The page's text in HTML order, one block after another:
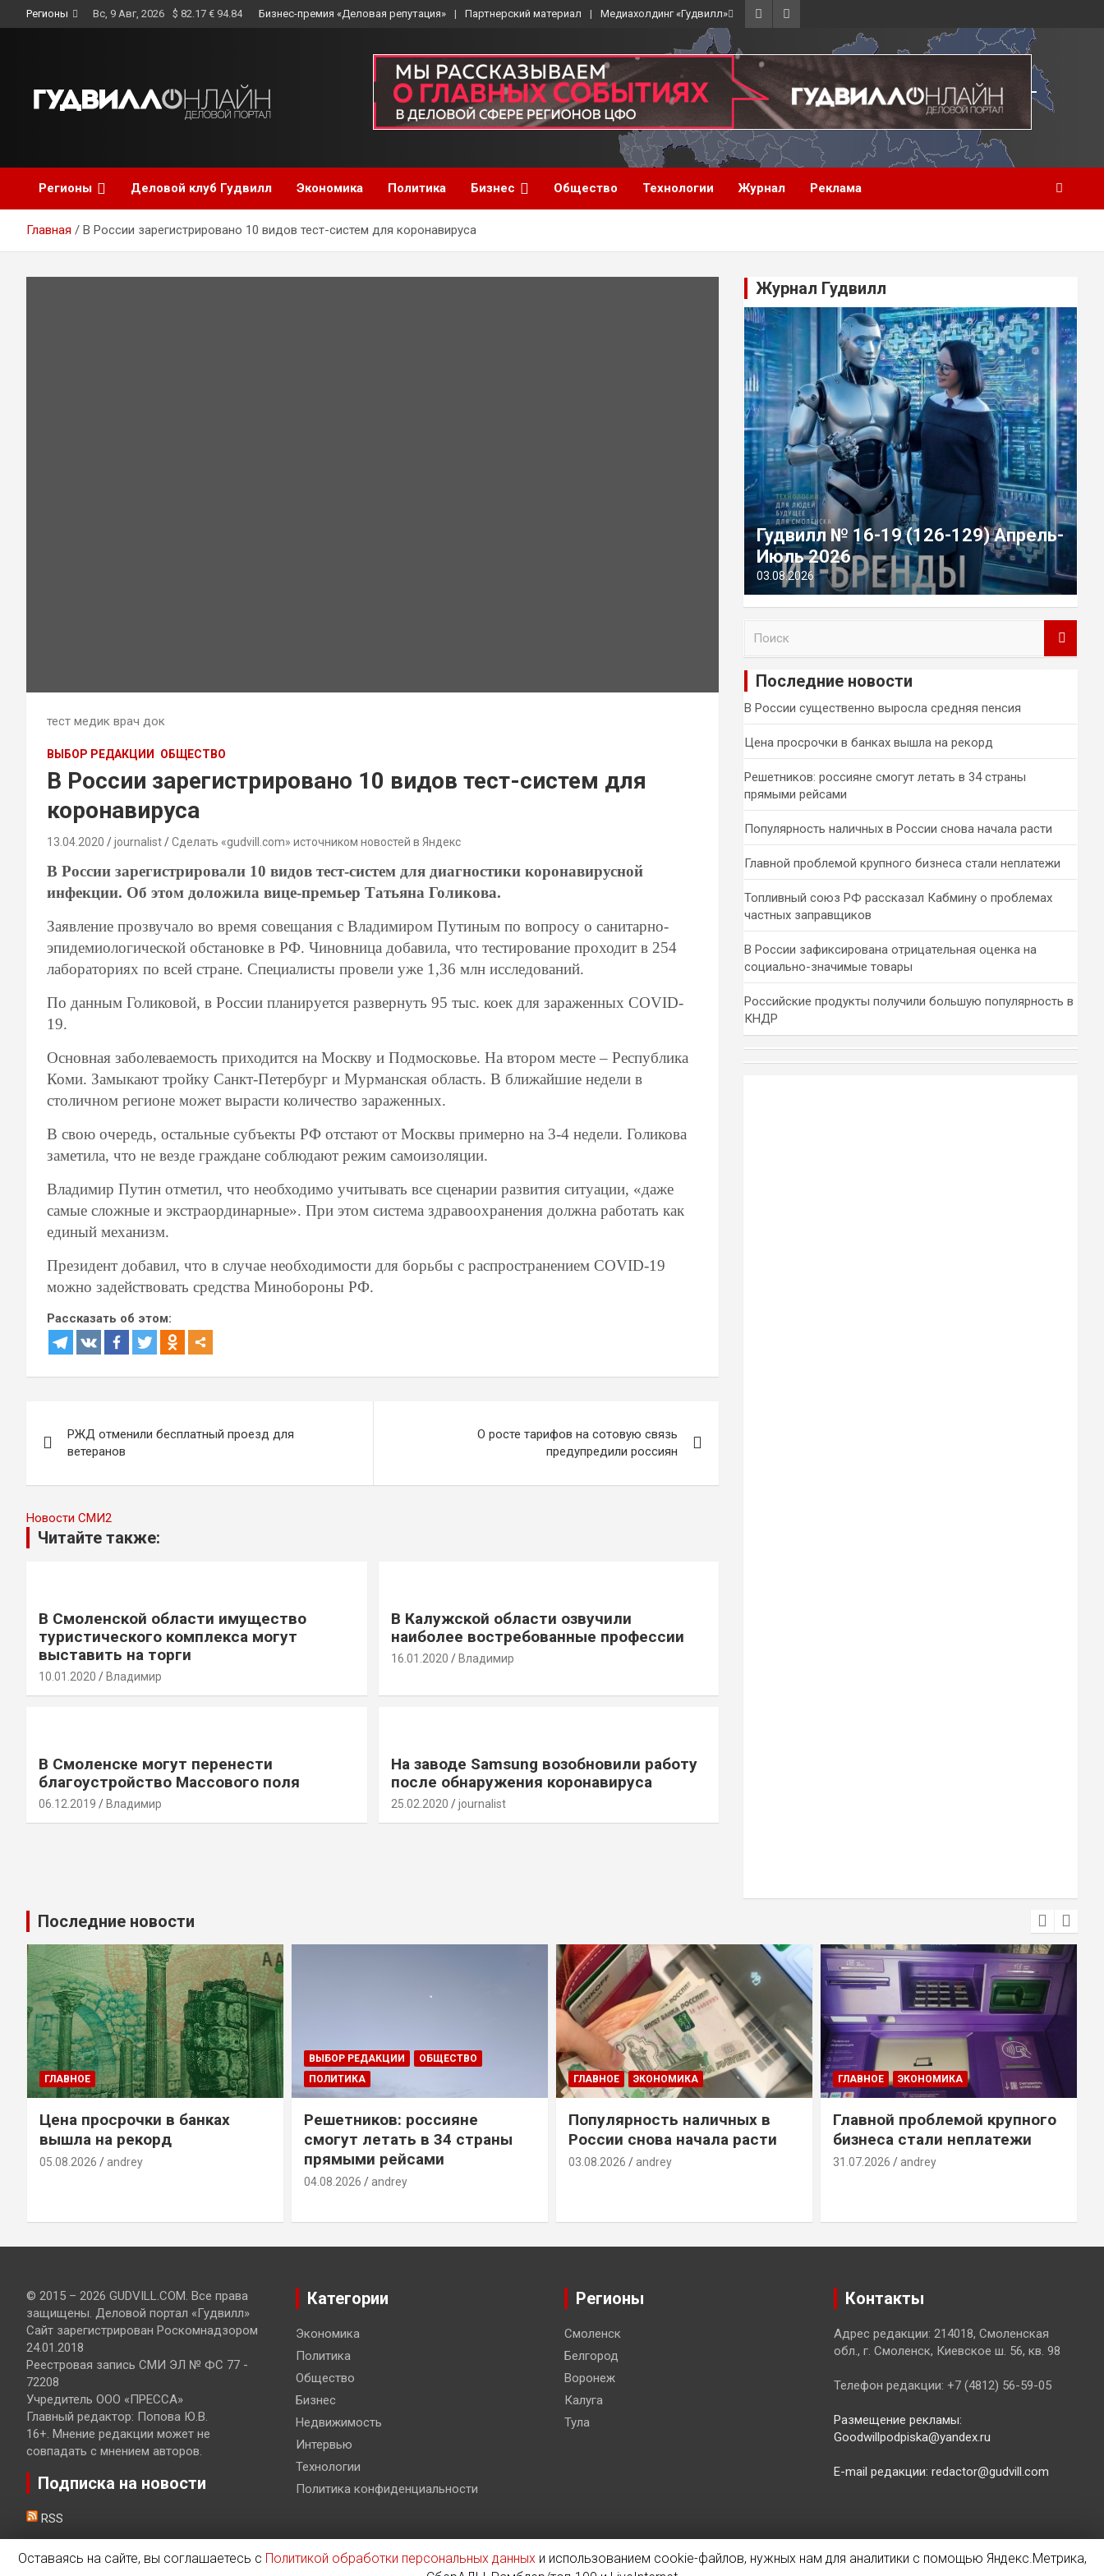
to
Регионы Вс, 9 Авг, 2026 $ 82.17 € 94.84 Бизнес-премия «Деловая репутация» Партнерский материал Медиахолдинг «Гудвилл»
Регионы Деловой клуб Гудвилл Экономика Политика Бизнес Общество Технологии Журнал Реклама
Главная В России зарегистрировано 10 видов тест-систем для коронавируса
тест медик врач док
ВЫБОР РЕДАКЦИИ ОБЩЕСТВО
В России зарегистрировано 10 видов тест-систем для
коронавируса
13.04.2020 journalist Сделать «gudvill.com» источником новостей в Яндекс
В России зарегистрировали 10 видов тест-систем для диагностики коронавирусной
инфекции. Об этом доложила вице-премьер Татьяна Голикова.
Заявление прозвучало во время совещания с Владимиром Путиным по вопросу о санитарно-
эпидемиологической обстановке в РФ. Чиновница добавила, что тестирование проходит в 254
лабораториях по всей стране. Специалисты провели уже 1,36 млн исследований.
По данным Голиковой, в России планируется развернуть 95 тыс. коек для зараженных COVID-
19.
Основная заболеваемость приходится на Москву и Подмосковье. На втором месте – Республика
Коми. Замыкают тройку Санкт-Петербург и Мурманская область. В ближайшие недели в
столичном регионе может вырасти количество зараженных.
В свою очередь, остальные субъекты РФ отстают от Москвы примерно на 3-4 недели. Голикова
заметила, что не везде граждане соблюдают режим самоизоляции.
Владимир Путин отметил, что необходимо учитывать все сценарии развития ситуации, «даже
самые сложные и экстраординарные». При этом система здравоохранения должна работать как
единый механизм.
Президент добавил, что в случае необходимости для борьбы с распространением COVID-19
можно задействовать средства Минобороны РФ.
Рассказать об этом:
по
записям
РЖД отменили бесплатный проезд для
ветеранов
О росте тарифов на сотовую связь
предупредили россиян
Новости СМИ2
Читайте также:
В Смоленской области имущество
туристического комплекса могут
выставить на торги
10.01.2020 Владимир
В Калужской области озвучили
наиболее востребованные профессии
16.01.2020 Владимир
В Смоленске могут перенести
благоустройство Массового поля
06.12.2019 Владимир
На заводе Samsung возобновили работу
после обнаружения коронавируса
25.02.2020 journalist
Журнал Гудвилл
Гудвилл № 16-19 (126-129) Апрель-
Июль 2026
03.08.2026
и
Последние новости
В России существенно выросла средняя пенсия
Цена просрочки в банках вышла на рекорд
Решетников: россияне смогут летать в 34 страны
прямыми рейсами
Популярность наличных в России снова начала расти
Главной проблемой крупного бизнеса стали неплатежи
Топливный союз РФ рассказал Кабмину о проблемах
частных заправщиков
В России зафиксирована отрицательная оценка на
социально-значимые товары
Российские продукты получили большую популярность в
КНДР
Последние новости
ГЛАВНОЕ
Цена просрочки в банках
вышла на рекорд
05.08.2026 andrey
ВЫБОР РЕДАКЦИИ
ОБЩЕСТВО
ПОЛИТИКА
Решетников: россияне
смогут летать в 34 страны
прямыми рейсами
04.08.2026 andrey
ГЛАВНОЕ ЭКОНОМИКА
Популярность наличных в
России снова начала расти
03.08.2026 andrey
ГЛАВНОЕ ЭКОНОМИКА
Главной проблемой крупного
бизнеса стали неплатежи
31.07.2026 andrey
© 2015 – 2026 GUDVILL.COM. Все права
защищены. Деловой портал «Гудвилл»
Сайт зарегистрирован Роскомнадзором
24.01.2018
Реестровая запись СМИ ЭЛ № ФС 77 -
72208
Учредитель ООО «ПРЕССА»
Главный редактор: Попова Ю.В.
16+. Мнение редакции может не
совпадать с мнением авторов.
Подписка на новости
RSS
Категории
Экономика
Политика
Общество
Бизнес
Недвижимость
Интервью
Технологии
Политика конфиденциальности
Регионы
Смоленск
Белгород
Воронеж
Калуга
Тула
Контакты
Адрес редакции: 214018, Смоленская
обл., г. Смоленск, Киевское ш. 56, кв. 98
Телефон редакции: +7 (4812) 56-59-05
Размещение рекламы:
Goodwillpodpiska@yandex.ru
E-mail редакции: redactor@gudvill.com
Оставаясь на сайте, вы соглашаетесь с Политикой обработки персональных данныхи использованием cookie-файлов, нужных нам для аналитики с помощью Яндекс.Метрика,